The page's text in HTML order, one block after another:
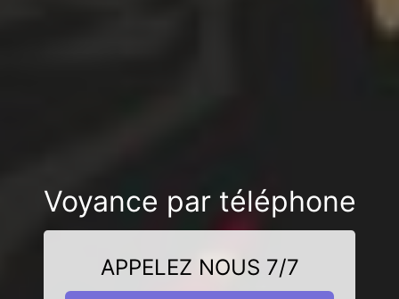
Voyance par téléphone
APPELEZ NOUS 7/7